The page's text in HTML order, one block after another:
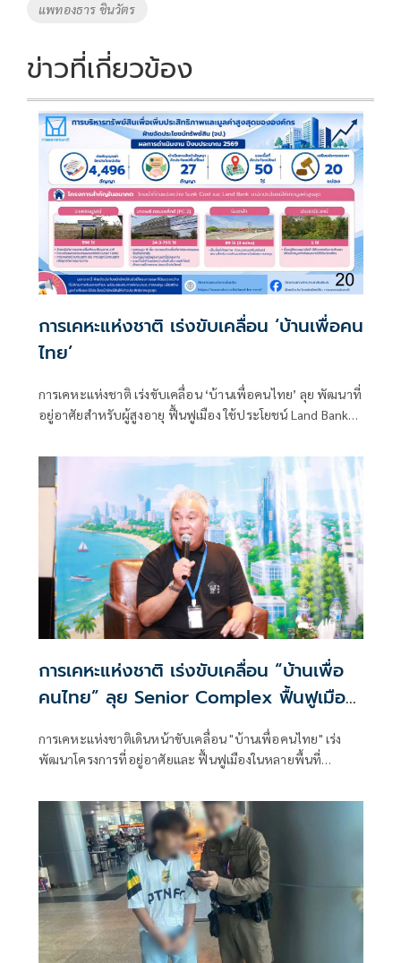
k k
แพทองธาร ชินวัตร
ข่าวที่เกี่ยวข้อง
การเคหะแห่งชาติ เร่งขับเคลื่อน ‘บ้านเพื่อคน
ไทย’
การเคหะแห่งชาติ เร่งขับเคลื่อน ‘บ้านเพื่อคนไทย’ ลุย พัฒนาที่
อยู่อาศัยสำหรับผู้สูงอายุ ฟื้นฟูเมือง ใช้ประโยชน์ Land Bank
สะอาด
การเคหะแห่งชาติ เร่งขับเคลื่อน “บ้านเพื่อ
คนไทย” ลุย Senior Complex ฟื้นฟูเมือง
ใช้ประโยชน์ Land Bank และ Sunk Cost
เพิ่มมูลค่าองค์กร พร้อมขับเคลื่อนพลังงาน
การเคหะแห่งชาติเดินหน้าขับเคลื่อน "บ้านเพื่อคนไทย" เร่ง
พัฒนาโครงการที่อยู่อาศัยและ ฟื้นฟูเมืองในหลายพื้นที่
ชลบุรี พร้อมนำที่ดิน Sunk Cost และ Land Bank มาต่อยอด
สร้างมูลค่าเพิ่มให้กับองค์กร ควบคู่การขับเคลื่อนพลังงาน
สะอาดสู่การพัฒนาอย่างยั่งยืน